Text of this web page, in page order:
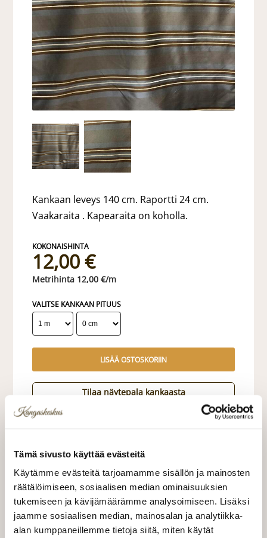
Tämä sivusto käyttää evästeitä
Käytämme evästeitä tarjoamamme sisällön ja mainosten
räätälöimiseen, sosiaalisen median ominaisuuksien
tukemiseen ja kävijämäärämme analysoimiseen. Lisäksi
jaamme sosiaalisen median, mainosalan ja analytiikka-
alan kumppaneillemme tietoja siitä, miten käytät
Kankaan leveys 140 cm. Raportti 24 cm.
Vaakaraita . Kapearaita on koholla.
12,00 €
12,00 €/m
VALITSE KANKAAN PITUUS
LISÄÄ OSTOSKORIIN
Tilaa näytepala kankaasta
(sis. työn ja tarvikkeet)
VERHOJEN MÄÄRÄ:
Suoraverho leveys 150 cm + 22,00 €